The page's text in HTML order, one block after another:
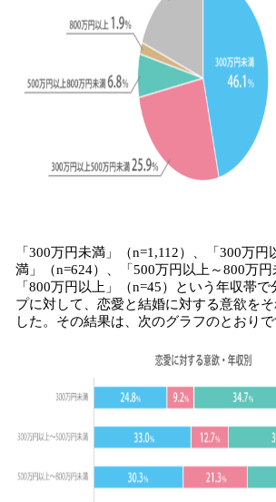
「300万円未満」（n=1,112）、「300万
満」（n=624）、「500万円以上～800万円
「800万円以上」（n=45）という年収帯
プに対して、恋愛と結婚に対する意欲を
した。その結果は、次のグラフのとおりで